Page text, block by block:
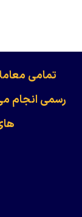
​​​​​​تمامی
رسمی انجام